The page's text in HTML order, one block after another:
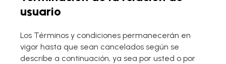
usuario
Los Términos y condiciones permanecerán en
vigor hasta que sean cancelados según se
describe a continuación, ya sea por usted o por